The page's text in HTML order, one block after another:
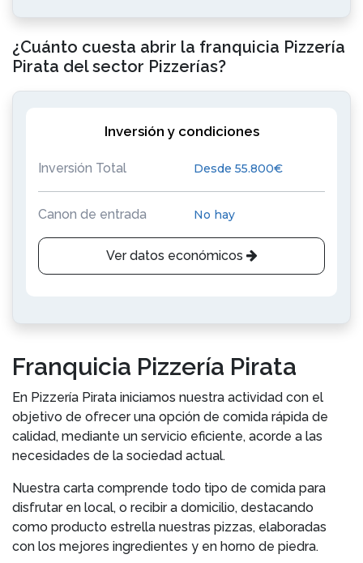
¿Cuánto cuesta abrir la franquicia Pizzería
Pirata del sector Pizzerías?
Inversión y condiciones
Inversión Total Desde 55.800€
Canon de entrada No hay
Ver datos económicos
Franquicia Pizzería Pirata
En Pizzería Pirata iniciamos nuestra actividad con el
objetivo de ofrecer una opción de comida rápida de
calidad, mediante un servicio eficiente, acorde a las
necesidades de la sociedad actual.
Nuestra carta comprende todo tipo de comida para
disfrutar en local, o recibir a domicilio, destacando
como producto estrella nuestras pizzas, elaboradas
con los mejores ingredientes y en horno de piedra.